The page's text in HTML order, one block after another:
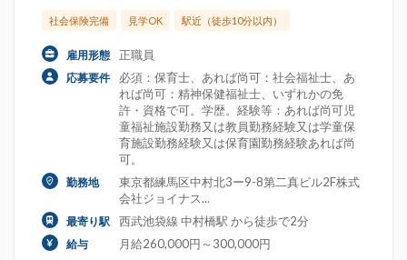
社会保険完備 見学OK 駅近（徒歩10分以内）
雇用形態 正職員
応募要件
必須：保育士、あれば尚可：社会福祉士、あ
れば尚可：精神保健福祉士、いずれかの免
許・資格で可。学歴。経験等：あれば尚可児
童福祉施設勤務又は教員勤務経験又は学童保
育施設勤務経験又は保育園勤務経験あれば尚
可。
勤務地
東京都練馬区中村北3ー9-8第二真ビル2F株式
会社ジョイナス...
最寄り駅 西武池袋線 中村橋駅 から徒歩で2分
給与 月給260,000円～300,000円